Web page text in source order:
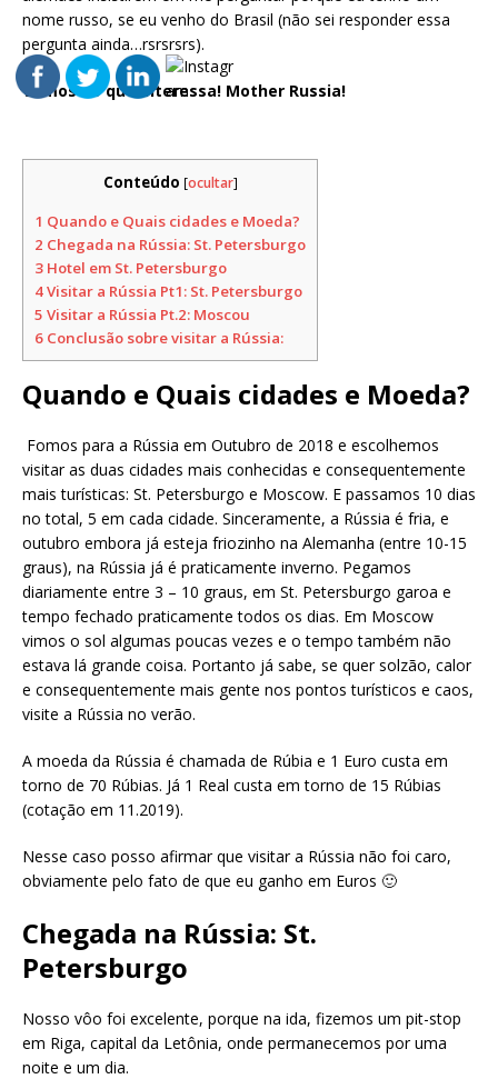
nome russo, se eu venho do Brasil (não sei responder essa
pergunta ainda…rsrsrsrs).
Vamos ao que interessa! Mother Russia!
Conteúdo [ocultar]
1 Quando e Quais cidades e Moeda?
2 Chegada na Rússia: St. Petersburgo
3 Hotel em St. Petersburgo
4Visitar a Rússia Pt1: St. Petersburgo
5 Visitar a Rússia Pt.2: Moscou
6 Conclusão sobre visitar a Rússia:
Quando e Quais cidades e Moeda?
Fomos para a Rússia em Outubro de 2018 e escolhemos
visitar as duas cidades mais conhecidas e consequentemente
mais turísticas: St. Petersburgo e Moscow. E passamos 10 dias
no total, 5 em cada cidade. Sinceramente, a Rússia é fria, e
outubro embora já esteja friozinho na Alemanha (entre 10-15
graus), na Rússia já é praticamente inverno. Pegamos
diariamente entre 3 – 10 graus, em St. Petersburgo garoa e
tempo fechado praticamente todos os dias. Em Moscow
vimos o sol algumas poucas vezes e o tempo também não
estava lá grande coisa. Portanto já sabe, se quer solzão, calor
e consequentemente mais gente nos pontos turísticos e caos,
visite a Rússia no verão.
A moeda da Rússia é chamada de Rúbia e 1 Euro custa em
torno de 70 Rúbias. Já 1 Real custa em torno de 15 Rúbias
(cotação em 11.2019).
Nesse caso posso afirmar que visitar a Rússia não foi caro,
obviamente pelo fato de que eu ganho em Euros 🙂
Chegada na Rússia: St.
Petersburgo
Nosso vôo foi excelente, porque na ida, fizemos um pit-stop
em Riga, capital da Letônia, onde permanecemos por uma
noite e um dia.